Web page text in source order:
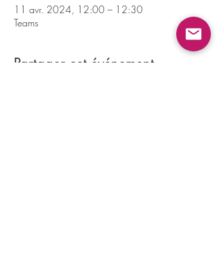
11 avr. 2024, 12:00 – 12:30
Teams
Partager cet événement